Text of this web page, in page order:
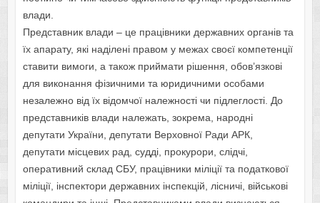
влади.
Представник влади – це працівники державних органів та
їх апарату, які наділені правом у межах своєї компетенції
ставити вимоги, а також приймати рішення, обов’язкові
для виконання фізичними та юридичними особами
незалежно від їх відомчої належності чи підлеглості. До
представників влади належать, зокрема, народні
депутати України, депутати Верховної Ради АРК,
депутати місцевих рад, судді, прокурори, слідчі,
оперативний склад СБУ, працівники міліції та податкової
міліції, інспектори державних інспекцій, лісничі, військові